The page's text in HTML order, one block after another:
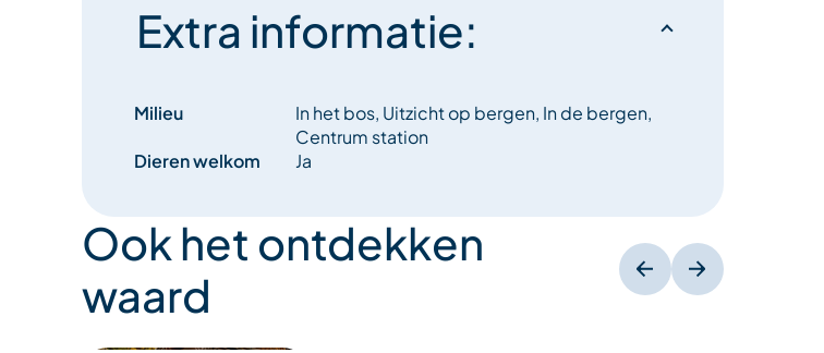
Extra informatie:
Milieu
In het bos, Uitzicht op bergen, In de bergen,
Centrum station
Dieren welkom
Ja
Ook het ontdekken
waard